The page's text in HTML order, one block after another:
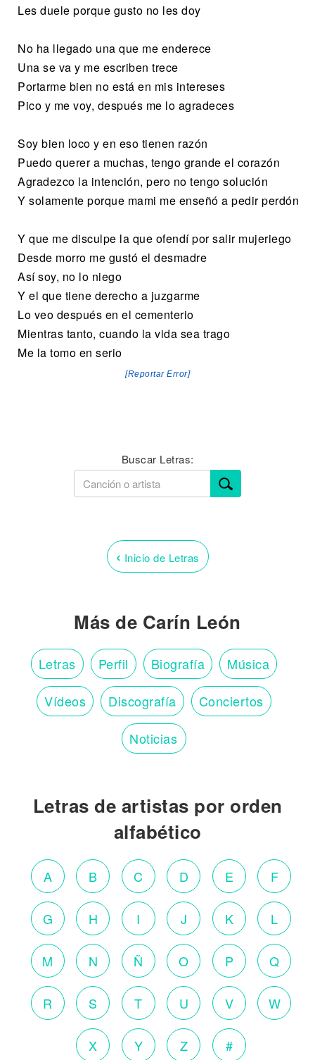
Les duele porque gusto no les doy
No ha llegado una que me enderece
Una se va y me escriben trece
Portarme bien no está en mis intereses
Pico y me voy, después me lo agradeces
Soy bien loco y en eso tienen razón
Puedo querer a muchas, tengo grande el corazón
Agradezco la intención, pero no tengo solución
Y solamente porque mami me enseñó a pedir perdón
Y que me disculpe la que ofendí por salir mujeriego
Desde morro me gustó el desmadre
Así soy, no lo niego
Y el que tiene derecho a juzgarme
Lo veo después en el cementerio
Mientras tanto, cuando la vida sea trago
Me la tomo en serio
[Reportar Error]
Buscar Letras:
‹ Inicio de Letras
Más de Carín León
Letras Perfil Biografía Música
Vídeos Discografía Conciertos
Noticias
Letras de artistas por orden
alfabético
A B C D E F
G H I J K L
M N Ñ O P Q
R S T U V W
X Y Z #